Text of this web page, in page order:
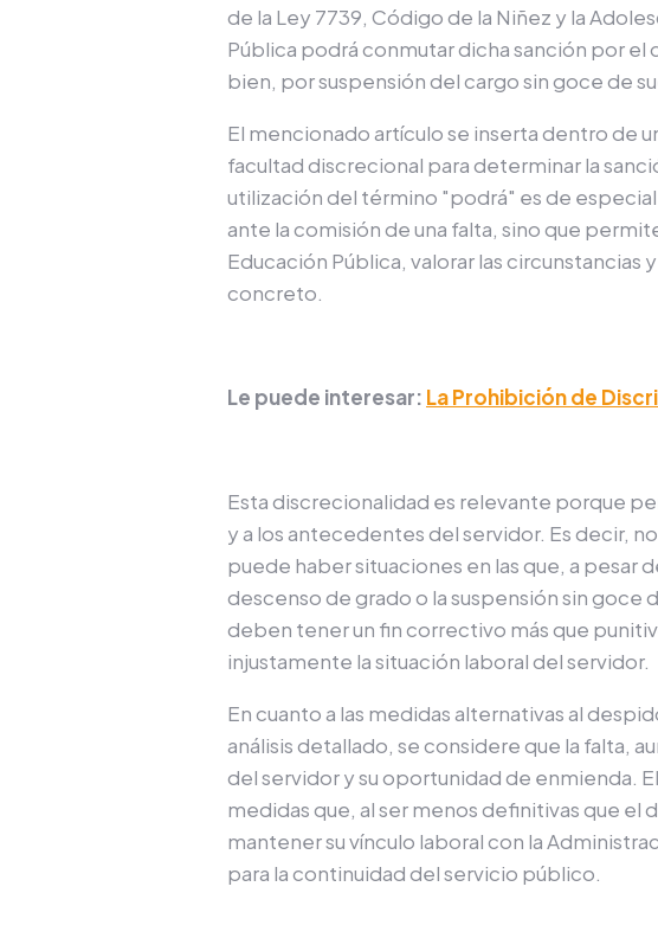
de la Ley 7739, Código de la Niñez y la
Pública podrá conmutar dicha sanción por
bien, por suspensión del cargo sin goce de
El mencionado artículo se inserta dentro de
facultad discrecional para determinar la
utilización del término "podrá" es de
ante la comisión de una falta, sino que
Educación Pública, valorar las
concreto.
Le puede interesar: La Prohibición de
Esta discrecionalidad es relevante porque
y a los antecedentes del servidor. Es decir,
puede haber situaciones en las que, a pesar
descenso de grado o la suspensión sin goce
deben tener un fin correctivo más que
injustamente la situación laboral del servidor.
En cuanto a las medidas alternativas al
análisis detallado, se considere que la falta,
del servidor y su oportunidad de enmienda.
medidas que, al ser menos definitivas que
mantener su vínculo laboral con la
para la continuidad del servicio público.